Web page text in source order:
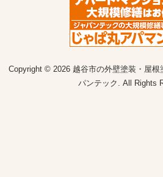
Copyright © 2026 越谷市の外壁塗装・屋根
パンテック. All Rights